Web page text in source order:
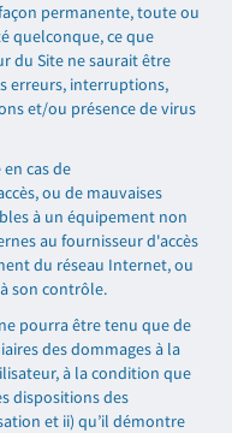
permanente, toute ou
quelconque, ce que
du Site ne saurait être
erreurs, interruptions,
et/ou présence de virus
cas de
ou de mauvaises
à un équipement non
au fournisseur d'accès
du réseau Internet, ou
son contrôle.
pourra être tenu que de
des dommages à la
à la condition que
dispositions des
et ii) qu’il démontre